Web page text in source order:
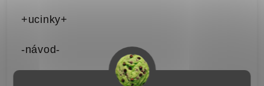
+ucinky+
-návod-
Skladujte v suchu a tme.